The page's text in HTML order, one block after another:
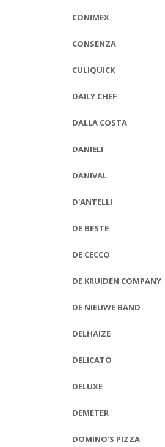
CONIMEX
CONSENZA
CULIQUICK
DAILY CHEF
DALLA COSTA
DANIELI
DANIVAL
D'ANTELLI
DE BESTE
DE CECCO
DE KRUIDEN COMPANY
DE NIEUWE BAND
DELHAIZE
DELICATO
DELUXE
DEMETER
DOMINO'S PIZZA